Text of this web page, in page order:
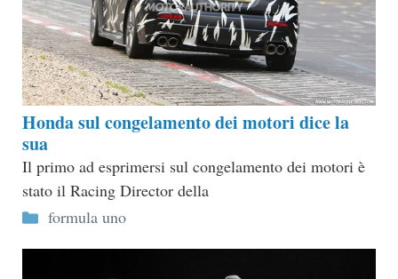
Honda sul congelamento dei motori dice la
sua
Il primo ad esprimersi sul congelamento dei motori è
stato il Racing Director della
Categorie
formula uno